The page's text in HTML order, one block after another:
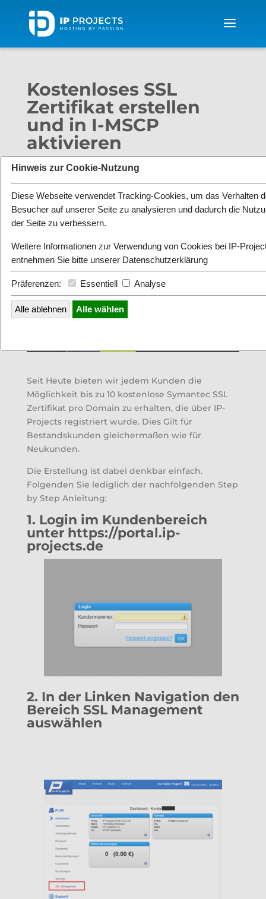
Kostenloses SSL
Zertifikat erstellen
und in I-MSCP
aktivieren
vonMichael Schinzel|Juni 13, 2016
1 Kommentar
Seit Heute bieten wir jedem Kunden die
Möglichkeit bis zu 10 kostenlose Symantec SSL
Zertifikat pro Domain zu erhalten, die über IP-
Projects registriert wurde. Dies Gilt für
Bestandskunden gleichermaßen wie für
Neukunden.
Die Erstellung ist dabei denkbar einfach.
Folgenden Sie lediglich der nachfolgenden Step
by Step Anleitung:
1. Login im Kundenbereich
unter https://portal.ip-
projects.de
2. In der Linken Navigation den
Bereich SSL Management
auswählen
Hinweis zur Cookie-Nutzung
Diese Webseite verwendet Tracking-Cookies, um das Verhalten
Besucher auf unserer Seite zu analysieren und dadurch die
der Seite zu verbessern.
Weitere Informationen zur Verwendung von Cookies bei IP-
entnehmen Sie bitte unserer Datenschutzerklärung
Präferenzen: Essentiell Analyse
Alle ablehnen Alle wählen